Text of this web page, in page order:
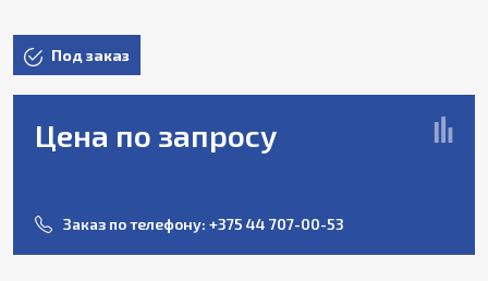
Под заказ
Цена по запросу
Заказ по телефону: +375 44 707-00-53